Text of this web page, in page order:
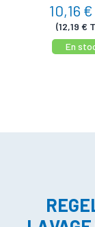
10,16
(12,19 €
En